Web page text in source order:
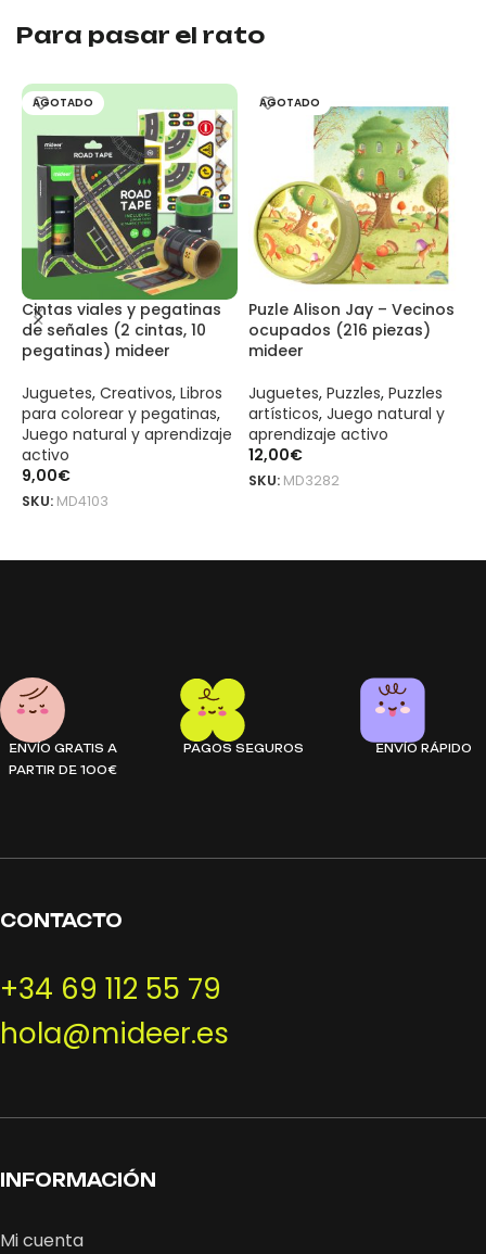
Para pasar el rato
AGOTADO
Cintas viales y pegatinas
de señales (2 cintas, 10
pegatinas) mideer
Juguetes, Creativos, Libros
para colorear y pegatinas,
Juego natural y aprendizaje
activo
9,00€
SKU: MD4103
AGOTADO
Puzle Alison Jay – Vecinos
ocupados (216 piezas)
mideer
Juguetes, Puzzles, Puzzles
artísticos, Juego natural y
aprendizaje activo
12,00€
SKU: MD3282
ENVÍO GRATIS A
PARTIR DE 100€
PAGOS SEGUROS ENVÍO RÁPIDO
CONTACTO
+34 69 112 55 79
hola@mideer.es
INFORMACIÓN
Mi cuenta